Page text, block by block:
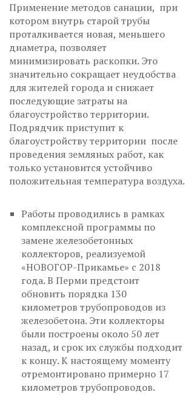
Применение методов санации, при
котором внутрь старой трубы
проталкивается новая, меньшего
диаметра, позволяет
минимизировать раскопки. Это
значительно сокращает неудобства
для жителей города и снижает
последующие затраты на
благоустройство территории.
Подрядчик приступит к
благоустройству территории после
проведения земляных работ, как
только установится устойчиво
положительная температура воздуха.
Работы проводились в рамках
комплексной программы по
замене железобетонных
коллекторов, реализуемой
«НОВОГОР-Прикамье» с 2018
года. В Перми предстоит
обновить порядка 130
километров трубопроводов из
железобетона. Эти коллекторы
были построены около 50 лет
назад, и срок их службы подходит
к концу. К настоящему моменту
отремонтировано примерно 17
километров трубопроводов.